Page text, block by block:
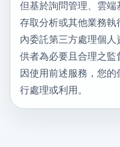
但基於詢問管理、雲端
存取分析或其他業務執
內委託第三方處理個
供者為必要且合理之監
因使用前述服務，您
行處理或利用。